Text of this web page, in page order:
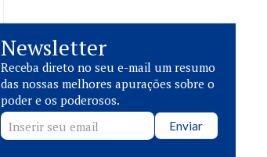
Newsletter
Receba direto no seu e-mail um resumo
das nossas melhores apurações sobre o
poder e os poderosos.
Enviar